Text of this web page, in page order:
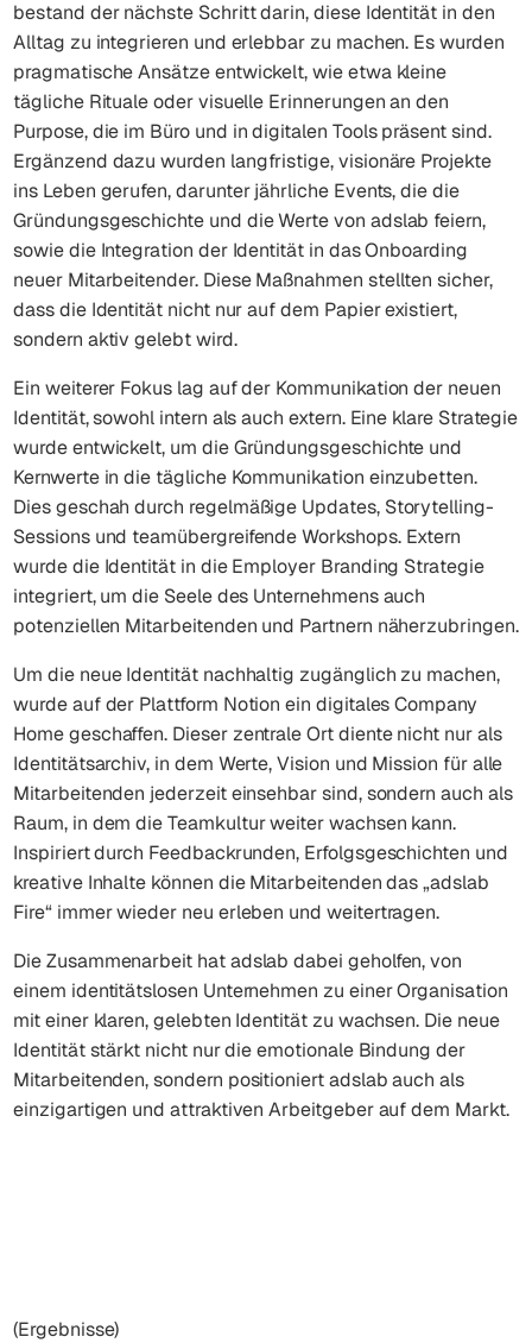
bestand der nächste Schritt darin, diese Identität in den
Alltag zu integrieren und erlebbar zu machen. Es wurden
pragmatische Ansätze entwickelt, wie etwa kleine
tägliche Rituale oder visuelle Erinnerungen an den
Purpose, die im Büro und in digitalen Tools präsent sind.
Ergänzend dazu wurden langfristige, visionäre Projekte
ins Leben gerufen, darunter jährliche Events, die die
Gründungsgeschichte und die Werte von adslab feiern,
sowie die Integration der Identität in das Onboarding
neuer Mitarbeitender. Diese Maßnahmen stellten sicher,
dass die Identität nicht nur auf dem Papier existiert,
sondern aktiv gelebt wird.
Ein weiterer Fokus lag auf der Kommunikation der neuen
Identität, sowohl intern als auch extern. Eine klare Strategie
wurde entwickelt, um die Gründungsgeschichte und
Kernwerte in die tägliche Kommunikation einzubetten.
Dies geschah durch regelmäßige Updates, Storytelling-
Sessions und teamübergreifende Workshops. Extern
wurde die Identität in die Employer Branding Strategie
integriert, um die Seele des Unternehmens auch
potenziellen Mitarbeitenden und Partnern näherzubringen.
Um die neue Identität nachhaltig zugänglich zu machen,
wurde auf der Plattform Notion ein digitales Company
Home geschaffen. Dieser zentrale Ort diente nicht nur als
Identitätsarchiv, in dem Werte, Vision und Mission für alle
Mitarbeitenden jederzeit einsehbar sind, sondern auch als
Raum, in dem die Teamkultur weiter wachsen kann.
Inspiriert durch Feedbackrunden, Erfolgsgeschichten und
kreative Inhalte können die Mitarbeitenden das „adslab
Fire“ immer wieder neu erleben und weitertragen.
Die Zusammenarbeit hat adslab dabei geholfen, von
einem identitätslosen Unternehmen zu einer Organisation
mit einer klaren, gelebten Identität zu wachsen. Die neue
Identität stärkt nicht nur die emotionale Bindung der
Mitarbeitenden, sondern positioniert adslab auch als
einzigartigen und attraktiven Arbeitgeber auf dem Markt.
(Ergebnisse)